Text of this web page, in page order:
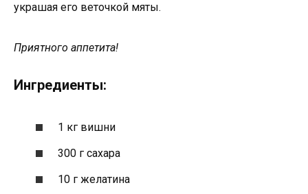
украшая его веточкой мяты.
Приятного аппетита!
Ингредиенты:
1 кг вишни
300 г сахара
10 г желатина